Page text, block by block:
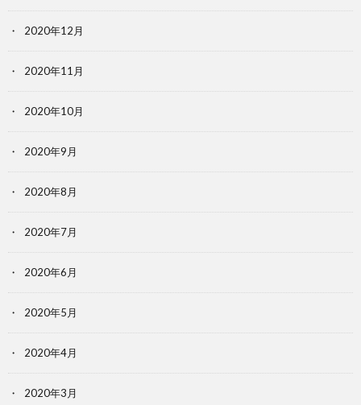
2020年12月
2020年11月
2020年10月
2020年9月
2020年8月
2020年7月
2020年6月
2020年5月
2020年4月
2020年3月